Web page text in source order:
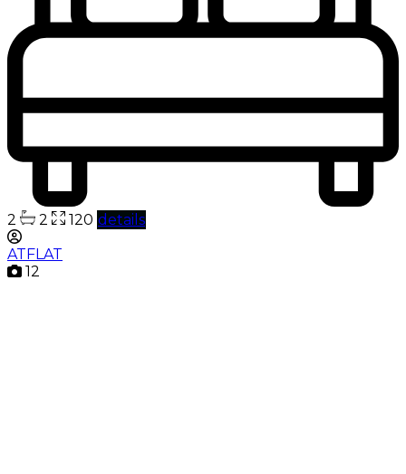
2 2 120 details
ATFLAT
12